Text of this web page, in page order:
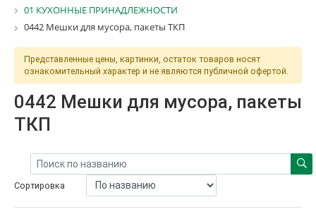
01 КУХОННЫЕ ПРИНАДЛЕЖНОСТИ
0442 Мешки для мусора, пакеты ТКП
Представленные цены, картинки, остаток товаров носят
ознакомительный характер и не являются публичной офертой.
0442 Мешки для мусора, пакеты
ТКП
Сортировка